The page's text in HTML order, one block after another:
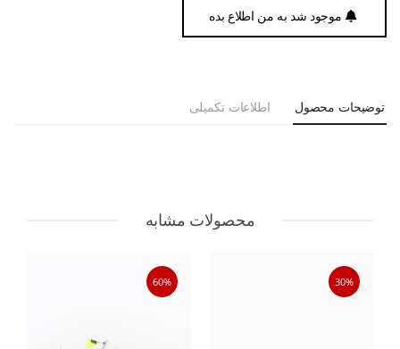
موجود شد به من اطلاع بده
توضیحات محصول اطلاعات تکمیلی
محصولات مشابه
30%
60%